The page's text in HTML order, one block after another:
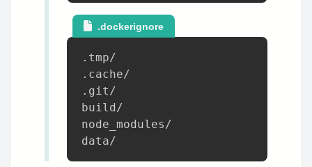
.dockerignore
.tmp/
.cache/
.git/
build/
node_modules/